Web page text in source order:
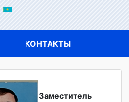
КОНТАКТЫ
Заместитель